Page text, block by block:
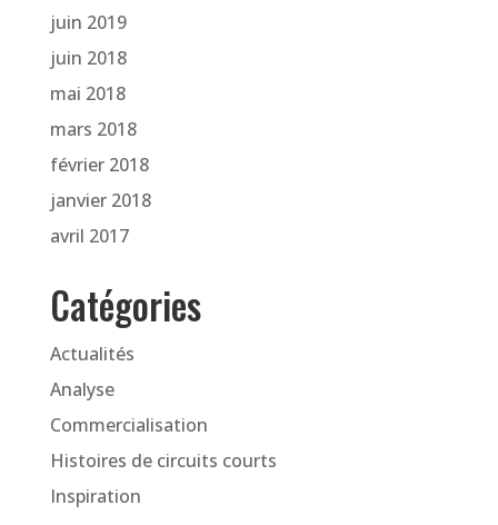
juin 2019
juin 2018
mai 2018
mars 2018
février 2018
janvier 2018
avril 2017
Catégories
Actualités
Analyse
Commercialisation
Histoires de circuits courts
Inspiration